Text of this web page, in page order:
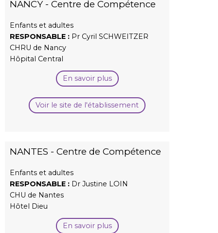
NANCY - Centre de Compétence
Enfants et adultes
RESPONSABLE : Pr Cyril SCHWEITZER
CHRU de Nancy
Hôpital Central
En savoir plus
Voir le site de l'établissement
NANTES - Centre de Compétence
Enfants et adultes
RESPONSABLE : Dr Justine LOIN
CHU de Nantes
Hôtel Dieu
En savoir plus